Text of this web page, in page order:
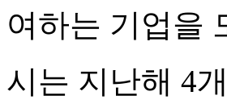
여하는 기업을
시는 지난해 4